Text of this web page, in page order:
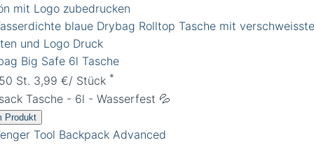
Big Safe 6l Tasche
St. 3,99 €/ Stück *
Tasche - 6l - Wasserfest 💦
Produkt